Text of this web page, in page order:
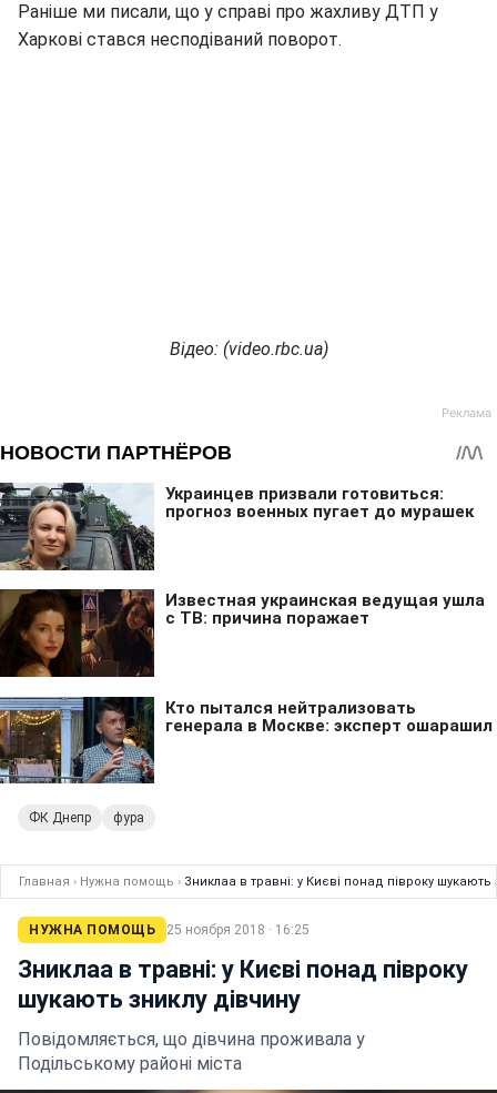
Раніше ми писали, що у справі про жахливу ДТП у
Харкові стався несподіваний поворот.
Відео: (video.rbc.ua)
ФК Днепр фура
Главная › Нужна помощь › Зниклаа в травні: у Києві понад півроку шукають
НУЖНА ПОМОЩЬ 25 ноября 2018 · 16:25
Зниклаа в травні: у Києві понад півроку
шукають зниклу дівчину
Повідомляється, що дівчина проживала у
Подільському районі міста